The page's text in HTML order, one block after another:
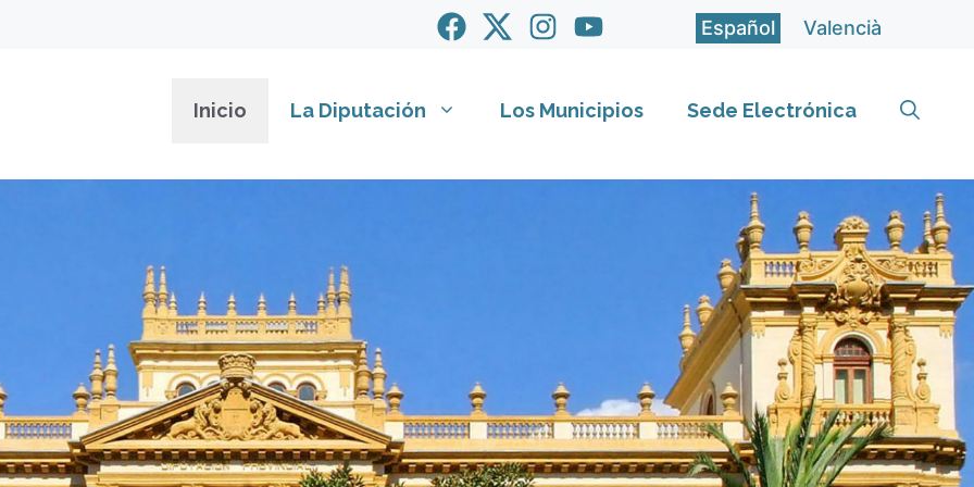
Español Valencià
Inicio La Diputación Los Municipios Sede Electrónica